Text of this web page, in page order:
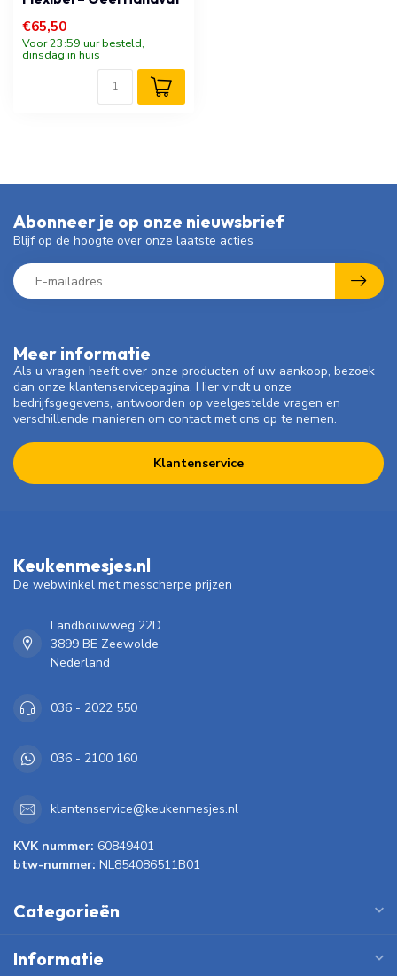
€65,50
Voor 23:59 uur besteld,
dinsdag in huis
Meer informatie
Als u vragen heeft over onze producten of uw aankoop, bezoek
dan onze klantenservicepagina. Hier vindt u onze
bedrijfsgegevens, antwoorden op veelgestelde vragen en
verschillende manieren om contact met ons op te nemen.
Klantenservice
Abonneer je op onze nieuwsbrief
Blijf op de hoogte over onze laatste acties
Keukenmesjes.nl
De webwinkel met messcherpe prijzen
Landbouwweg 22D
3899 BE Zeewolde
Nederland
036 - 2022 550
036 - 2100 160
klantenservice@keukenmesjes.nl
KVK nummer: 60849401
btw-nummer: NL854086511B01
Categorieën
Informatie